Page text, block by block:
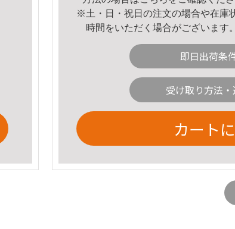
※土・日・祝日の注文の場合や在庫
時間をいただく場合がございます。
即日出荷条
受け取り方法
カート